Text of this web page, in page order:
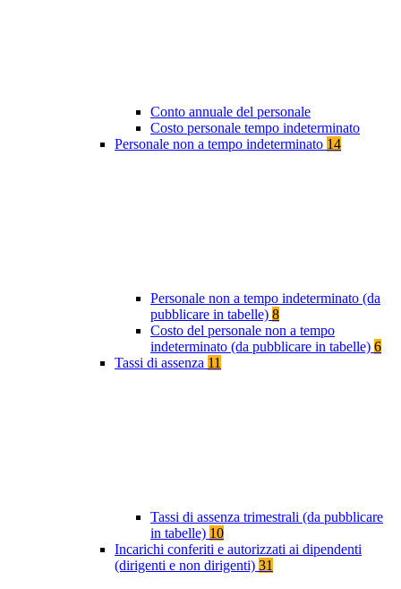
Conto annuale del personale
Costo personale tempo indeterminato
Personale non a tempo indeterminato 14
Personale non a tempo indeterminato (da
pubblicare in tabelle) 8
Costo del personale non a tempo
indeterminato (da pubblicare in tabelle) 6
Tassi di assenza 11
Tassi di assenza trimestrali (da pubblicare
in tabelle) 10
Incarichi conferiti e autorizzati ai dipendenti
(dirigenti e non dirigenti) 31